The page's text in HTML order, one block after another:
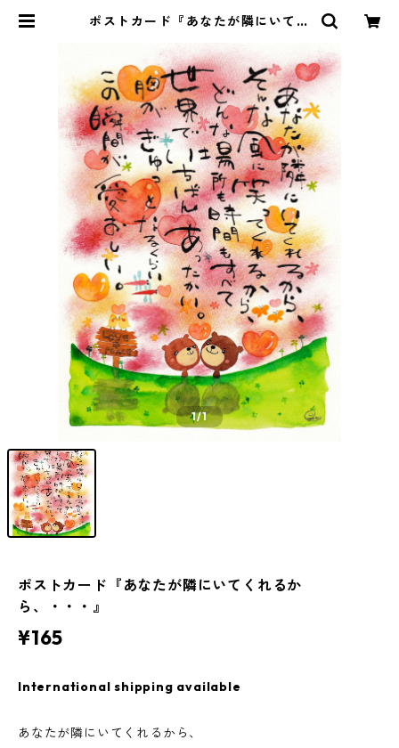
ポストカード『あなたが隣にいてく
shop
1/1
ポストカード『あなたが隣にいてくれるか
ら、・・・』
¥165
International shipping available
あなたが隣にいてくれるから、